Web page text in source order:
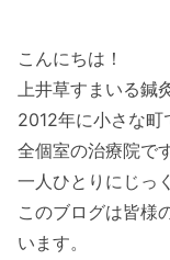
こんにちは！
上井草すまいる鍼
2012年に小さな
全個室の治療院です
一人ひとりにじっ
このブログは皆様
います。